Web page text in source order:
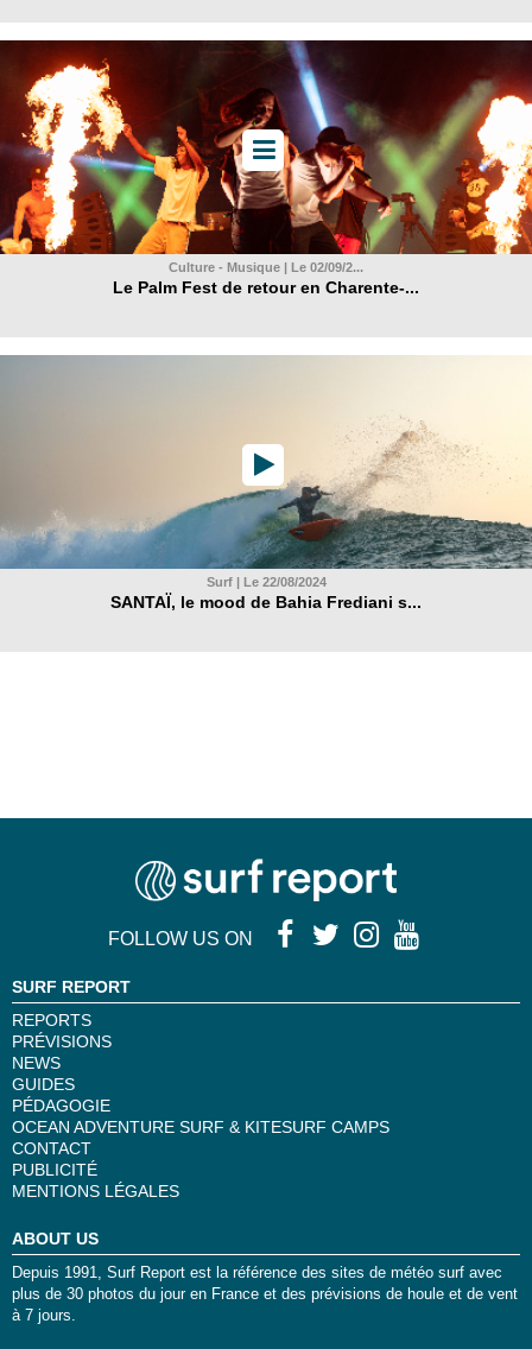
Culture - Musique | Le 02/09/2...
Le Palm Fest de retour en Charente-...
Surf | Le 22/08/2024
SANTAÏ, le mood de Bahia Frediani s...
FOLLOW US ON
SURF REPORT
REPORTS
PRÉVISIONS
NEWS
GUIDES
PÉDAGOGIE
OCEAN ADVENTURE SURF & KITESURF CAMPS
CONTACT
PUBLICITÉ
MENTIONS LÉGALES
ABOUT US
Depuis 1991, Surf Report est la référence des sites de météo surf avec
plus de 30 photos du jour en France et des prévisions de houle et de vent
à 7 jours.